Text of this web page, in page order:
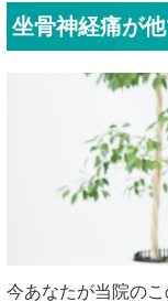
坐骨神経痛が
今あなたが当院の